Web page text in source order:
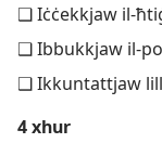
❑ Iċċekkjaw il-​
❑ Ibbukkjaw il-​
❑ Ikkuntattjaw
4 xhur